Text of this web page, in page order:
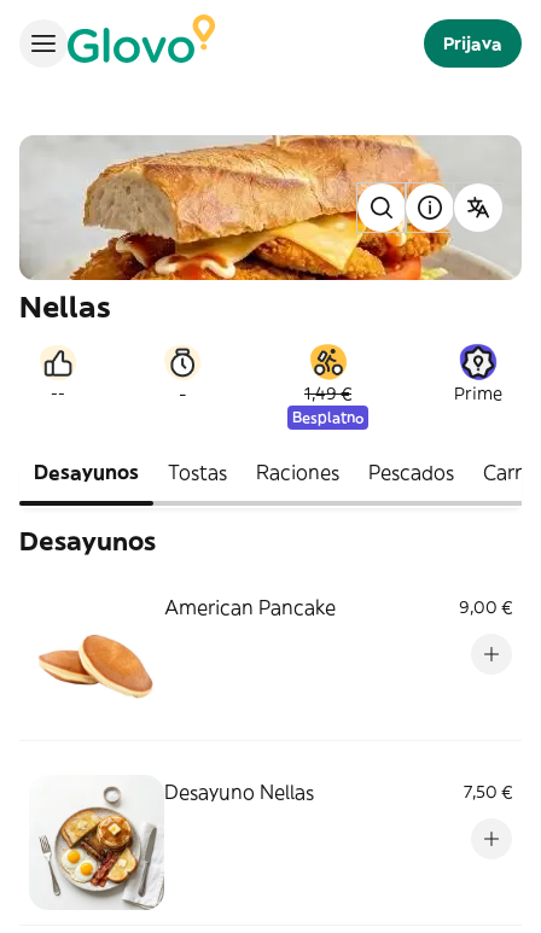
Prijava
Nellas
-- - 1,49 €
Besplatno
Prime
Desayunos Tostas Raciones Pescados Carne
Desayunos
American Pancake 9,00 €
Desayuno Nellas 7,50 €